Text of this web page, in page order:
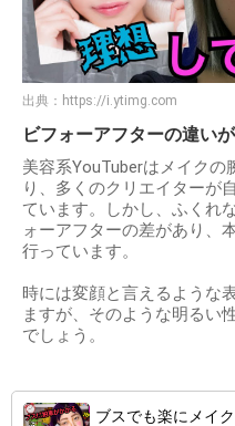
出典： https://i.ytimg.com
ビフォーアフターの違い
美容系YouTuberはメイク
り、多くのクリエイターが
ています。しかし、ふくれ
ォーアフターの差があり、
行っています。
時には変顔と言えるような
ますが、そのような明るい
でしょう。
ブスでも楽にメイ